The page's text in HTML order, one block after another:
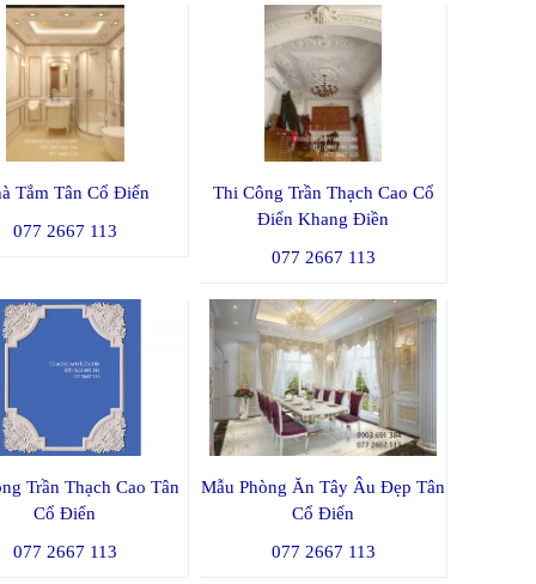
Tắm Tân Cổ Điển
077 2667 113
Thi Công Trần Thạch Cao Cổ
Điển Khang Điền
077 2667 113
Trần Thạch Cao Tân
Cổ Điển
077 2667 113
Mẫu Phòng Ăn Tây Âu Đẹp Tân
Cổ Điển
077 2667 113